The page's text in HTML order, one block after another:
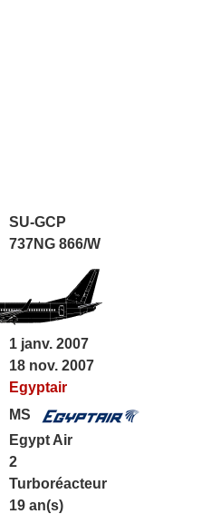
SU-GCP
737NG 866/W
1 janv. 2007
18 nov. 2007
Egyptair
MS
Egypt Air
2
Turboréacteur
19 an(s)